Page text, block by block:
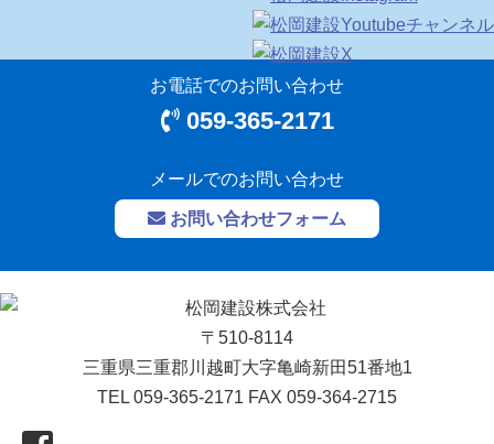
お電話でのお問い合わせ
059-365-2171
メールでのお問い合わせ
お問い合わせフォーム
〒510-8114
三重県三重郡川越町大字亀崎新田51番地1
TEL 059-365-2171 FAX 059-364-2715